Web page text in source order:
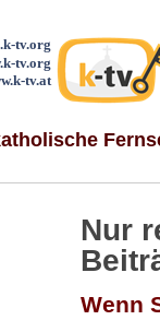
tv.org
tv.org
tv.at
Nur
Wenn